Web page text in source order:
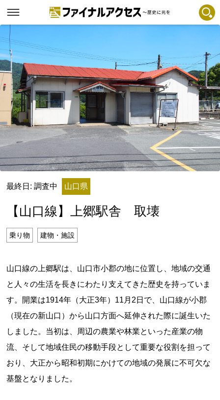
注目コンテンツ 一覧
ファイナルアクセスとは
メディアの編集方針とコンテンツポリシー
プライバシーポリシー
お問合せ
免責事項
不具合・報告事項
記事掲載基準
Special Thanks
フリーワードで探す
残り日数で探す
最終日: 調査中 山口県
【山口線】上郷駅舎 取壊
乗り物 建物・施設
山口線の上郷駅は、山口市小郡の地に位置し、地域の交通
と人々の生活を長きにわたり支えてきた歴史を持っていま
す。開業は1914年（大正3年）11月2日で、山口線が小郡
（現在の新山口）から山口方面へ延伸された際に誕生いた
しました。当初は、周辺の農業や林業といった産業の物
流、そして地域住民の移動手段として重要な役割を担って
おり、大正から昭和初期にかけての地域の発展に不可欠な
基盤となりました。